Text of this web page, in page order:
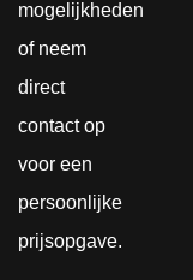
mogelijkheden
of neem
direct
contactop
voor een
persoonlijke
prijsopgave.